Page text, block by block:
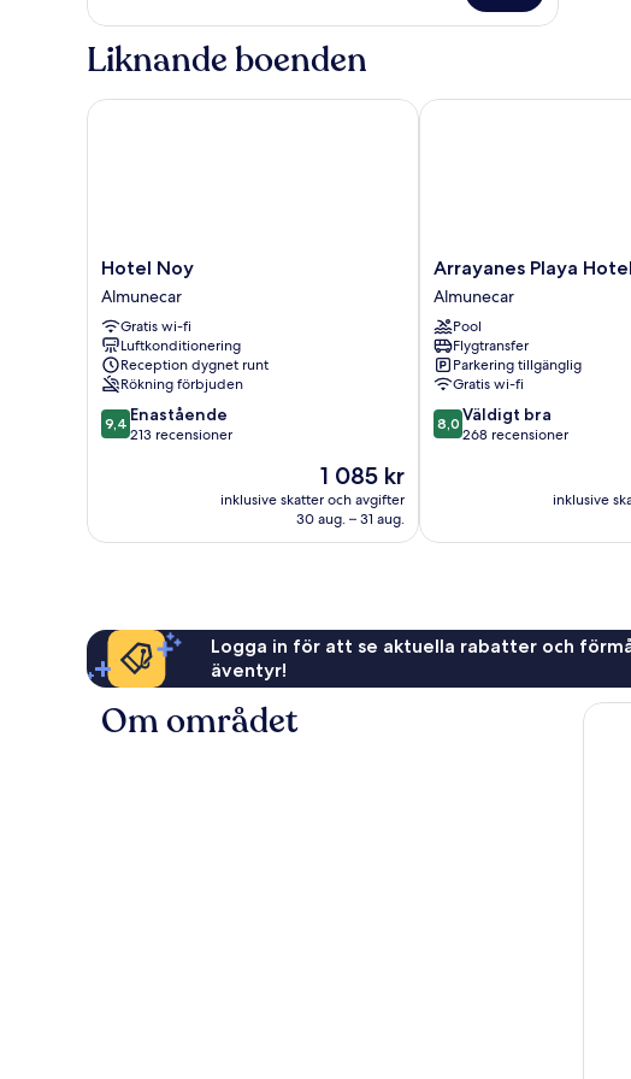
Liknande boenden
Hotel
Noy
Almunecar
Hotel Noy
Almunecar
Gratis wi-fi
Luftkonditionering
Reception dygnet runt
Rökning förbjuden
9.4
av
9,4 Enastående
213 recensioner
Priset
är
1 085 kr
1 085 kr
inklusive skatter och avgifter
30 aug. – 31 aug.
Hotel Noy
Arrayanes
Playa
Hotel
Almunecar
Arrayanes Playa Hotel
Almunecar
Pool
Flygtransfer
Parkering tillgänglig
Gratis wi-fi
8.0
av
8,0 Väldigt bra
268 recensioner
inklusive
Arrayanes Playa Hotel
Logga in för att se aktuella rabatter och
äventyr!
Om området